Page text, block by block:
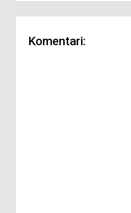
Komentari: